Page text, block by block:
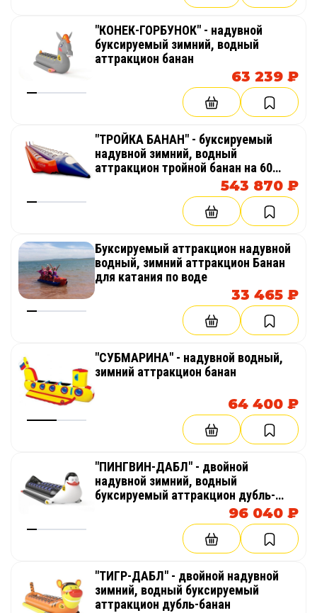
"КОНЕК-ГОРБУНОК" - надувной
буксируемый зимний, водный
аттракцион банан
63 239 ₽
"ТРОЙКА БАНАН" - буксируемый
надувной зимний, водный
аттракцион тройной банан на 60
543 870 ₽
Буксируемый аттракцион надувной
водный, зимний аттракцион Банан
для катания по воде
33 465 ₽
"СУБМАРИНА" - надувной водный,
зимний аттракцион банан
64 400 ₽
"ПИНГВИН-ДАБЛ" - двойной
надувной зимний, водный
буксируемый аттракцион дубль-
96 040 ₽
"ТИГР-ДАБЛ" - двойной надувной
зимний, водный буксируемый
аттракцион дубль-банан